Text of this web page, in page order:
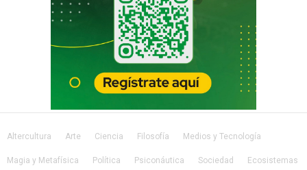
Altercultura Arte Ciencia Filosofía Medios y Tecnología
Magia y Metafísica Política Psiconáutica Sociedad Ecosistemas